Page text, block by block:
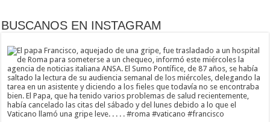
BUSCANOS EN INSTAGRAM